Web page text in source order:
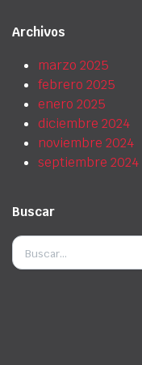
Archivos
marzo 2025
febrero 2025
enero 2025
diciembre 2024
noviembre 2024
septiembre 2024
Buscar